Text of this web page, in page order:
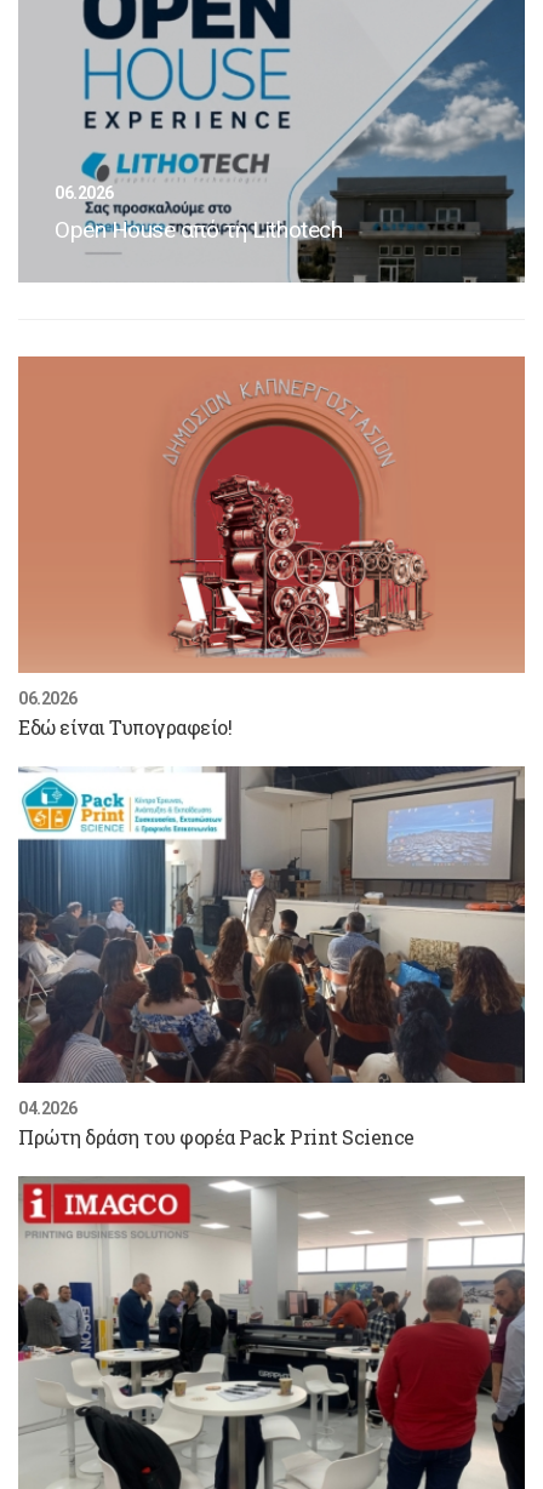
06.2026
Open House από τη Lithotech
06.2026
Εδώ είναι Τυπογραφείο!
04.2026
Πρώτη δράση του φορέα Pack Print Science